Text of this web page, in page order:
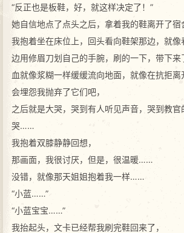
“反正也是板鞋，好，就这样决定了！”
她自信地点了点头之后，拿着我的鞋离开了宿
我抱着坐在床位上，回头看向鞋架那边，就
边用修眉刀划自己的手腕，刷的一下，带下来
血就像浆糊一样缓缓流向地面，就像在抗拒
会埋怨我抛弃了它们吧，
之后就是大哭，哭到有人听见声音，哭到教
哭……
我抱着双膝静静回想，
那画面，我很讨厌，但是，很温暖……
没错，就像那天姐姐抱着我一样……
“小蓝……”
“小蓝宝宝……”
我抬起头，文卡已经帮我刷完鞋回来了，